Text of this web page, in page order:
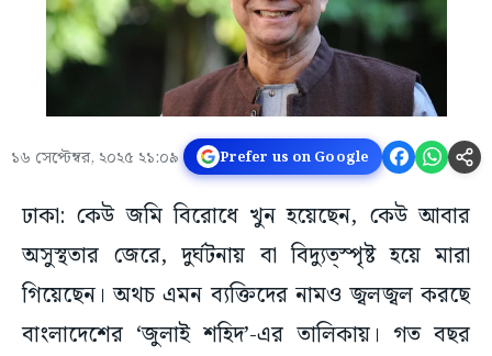
১৬ সেপ্টেম্বর, ২০২৫ ২১:০৯ Prefer us on Google
ঢাকা: কেউ জমি বিরোধে খুন হয়েছেন, কেউ আবার
অসুস্থতার জেরে, দুর্ঘটনায় বা বিদ্যুত্স্পৃষ্ট হয়ে মারা
গিয়েছেন। অথচ এমন ব্যক্তিদের নামও জ্বলজ্বল করছে
বাংলাদেশের ‘জুলাই শহিদ’-এর তালিকায়। গত বছর